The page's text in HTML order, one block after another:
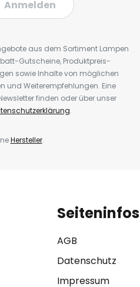
Anmelden
aus dem Sortiment Lampen
Gutscheine, Produktpreis-
sowie Inhalte von möglichen
und Weiterempfehlungen. Eine
finden oder über unser
.
Hersteller.
Seiteninfos
AGB
Datenschutz
Impressum